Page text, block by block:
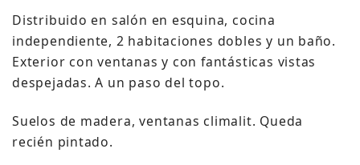
Distribuido en salón en esquina, cocina
independiente, 2 habitaciones dobles y un baño.
Exterior con ventanas y con fantásticas vistas
despejadas. A un paso del topo.
Suelos de madera, ventanas climalit. Queda
recién pintado.